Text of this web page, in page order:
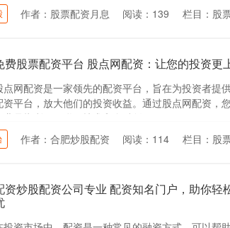
作者：股票配资月息 阅读：139 栏目：股
费股票配资平台 股点网配资：让您的投资更
点网配资是一家领先的配资平台，旨在为投资者提
资平台，放大他们的投资收益。通过股点网配资，
行业是指利用互联网技术和金融创....
作者：合肥炒股配资 阅读：114 栏目：股
资炒股配资公司专业 配资知名门户，助你轻